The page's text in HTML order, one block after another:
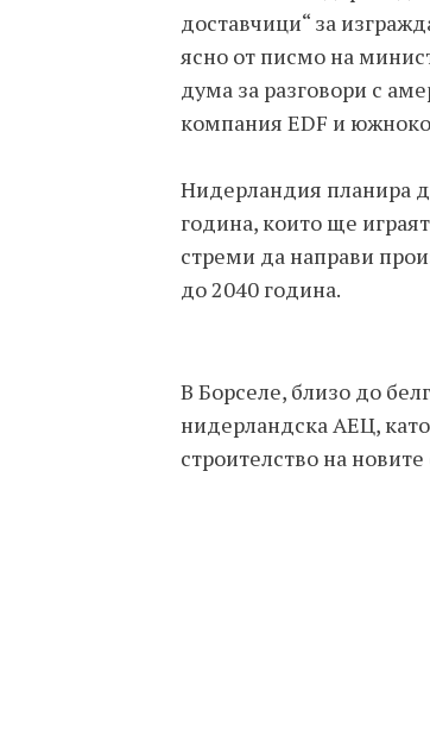
доставчици“ за
ясно от писмо на
дума за разговори с
компания EDF и
Нидерландия планира
година, които ще
стреми да направи
до 2040 година.
В Борселе, близо до
нидерландска АЕЦ,
строителство на